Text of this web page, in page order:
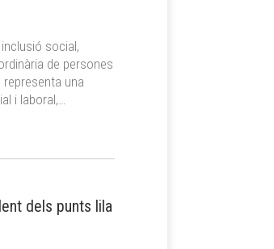
social,
de persones
una
i laboral,…
dels punts lila